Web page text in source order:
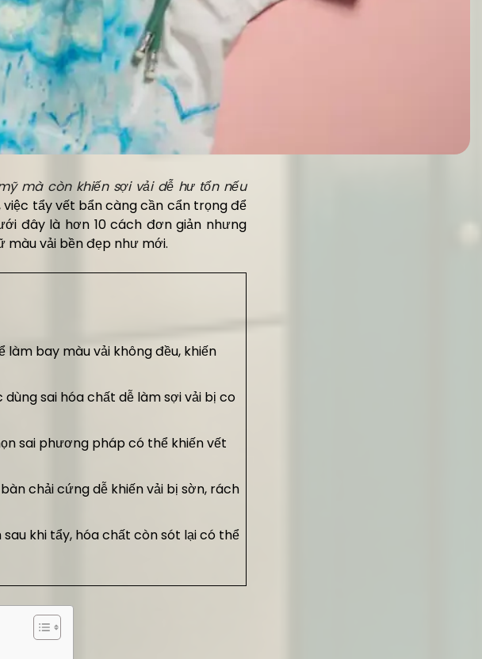
mà còn khiến sợi vải dễ hư tổn nếu
việc tẩy vết bẩn càng cần cẩn trọng để
đây là hơn 10 cách đơn giản nhưng
màu vải bền đẹp như mới.
bay màu vải không đều, khiến
sai hóa chất dễ làm sợi vải bị co
sai phương pháp có thể khiến vết
chải cứng dễ khiến vải bị sờn, rách
sau khi tẩy, hóa chất còn sót lại có thể